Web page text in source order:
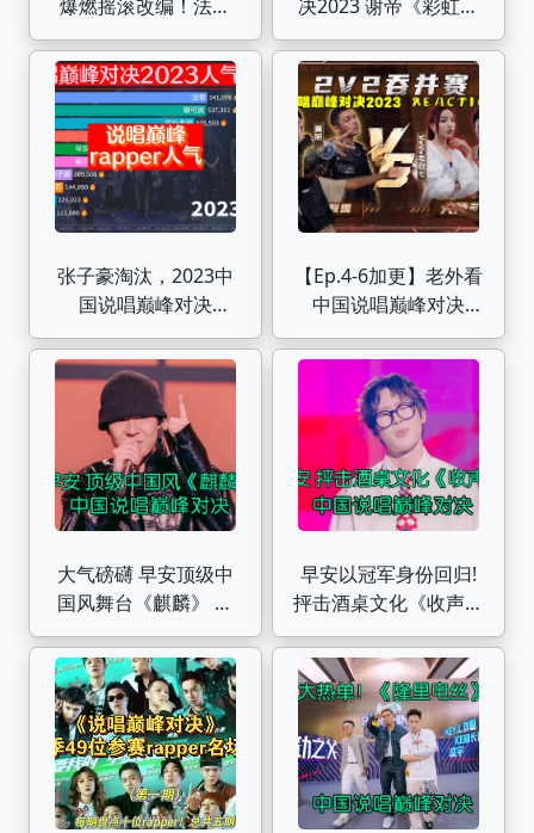
爆燃摇滚改编！法老
《我想（remix) 》 理
想主义者的胜利！
决2023 谢帝《彩虹》
个人舞台现场！
张子豪淘汰，2023中
国说唱巅峰对决
Rapper人气排名，谁
能夺得冠军
【Ep.4-6加更】老外看
中国说唱巅峰对决
2023 杨和苏/黄旭《冠
军相》 对战 VAVA/雾
都《城堡》
大气磅礴 早安顶级中
国风舞台《麒麟》 中
国说唱巅峰对决
早安以冠军身份回归!
抨击酒桌文化《收声》
中国说唱巅峰对决